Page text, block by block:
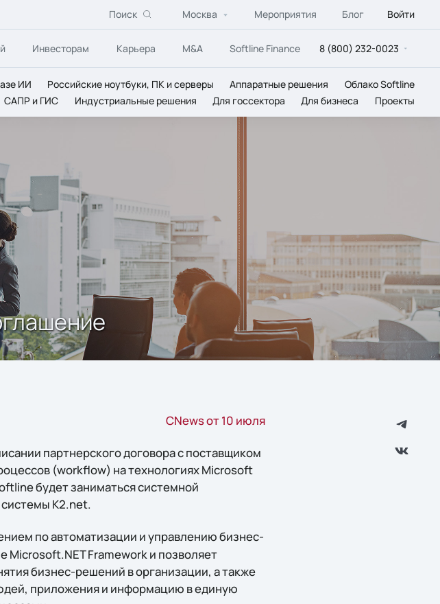
Поиск Москва Мероприятия Блог Войти
Инвесторам Карьера M&A Softline Finance 8 (800) 232-0023
ИИ Российские ноутбуки, ПК и серверы Аппаратные решения
Облако Softline
САПР и ГИС
Индустриальные решения Для госсектора Для бизнеса Проекты
CNews от 10 июля
партнерского договора с поставщиком
(workflow) на технологиях Microsoft
будет заниматься системной
K2.net.
по автоматизации и управлению бизнес-
Framework и позволяет
бизнес-решений в организации, а также
приложения и информацию в единую